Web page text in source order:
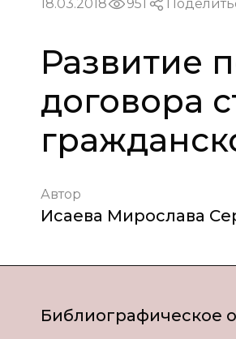
18.03.2018 951
Развитие
договора
Автор
Исаева Мирослава
Библиографическое